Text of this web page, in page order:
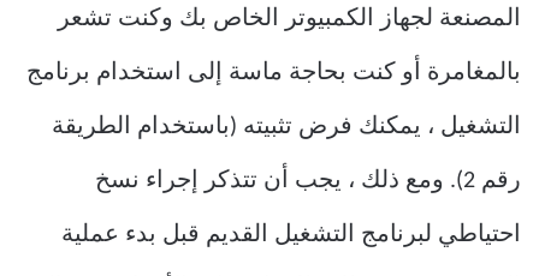
المصنعة لجهاز الكمبيوتر الخاص بك وكنت تشعر
بالمغامرة أو كنت بحاجة ماسة إلى استخدام برنامج
التشغيل ، يمكنك فرض تثبيته (باستخدام الطريقة
رقم 2). ومع ذلك ، يجب أن تتذكر إجراء نسخ
احتياطي لبرنامج التشغيل القديم قبل بدء عملية